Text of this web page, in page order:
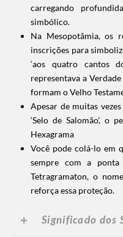
carregando
simbólico.
Na Mesopotâmia, os
inscrições para
‘aos quatro cantos
representava a
formam o Velho
Apesar de muitas
‘Selo de Salomão’, o
Hexagrama
Você pode colá-lo em
sempre com a
Tetragramaton, o
reforça essa proteção.
Significado dos